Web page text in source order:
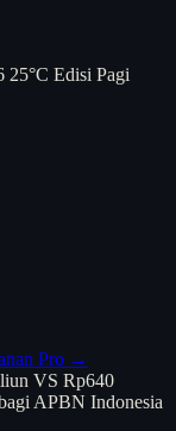
25°C Edisi Pagi
Pro →